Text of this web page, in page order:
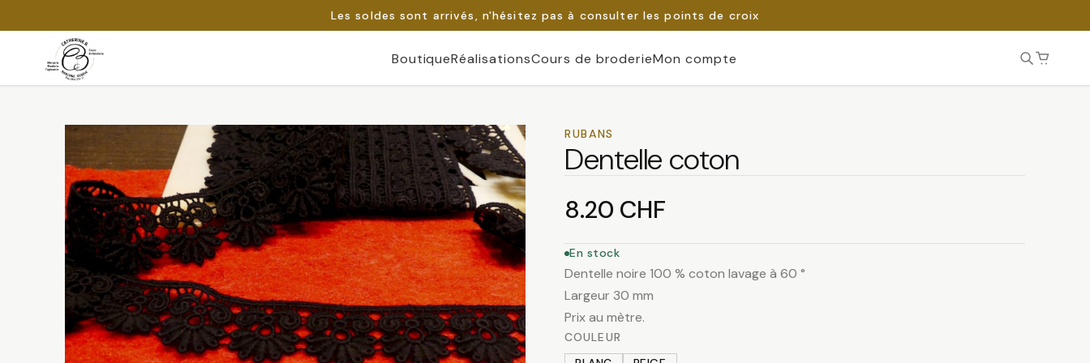
Les soldes sont arrivés, n'hésitez pas à consulter les points de croix
Passer
BoutiqueRéalisationsCours de broderieMon compte
RUBANS
Dentelle coton
8.20 CHF
En stock
Dentelle noire 100 % coton lavage à 60 °
Largeur 30 mm
Prix au mètre.
COULEUR